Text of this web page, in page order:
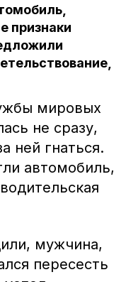
признаки
мировых
не сразу,
ней гнаться.
автомобиль,
мужчина,
пересесть